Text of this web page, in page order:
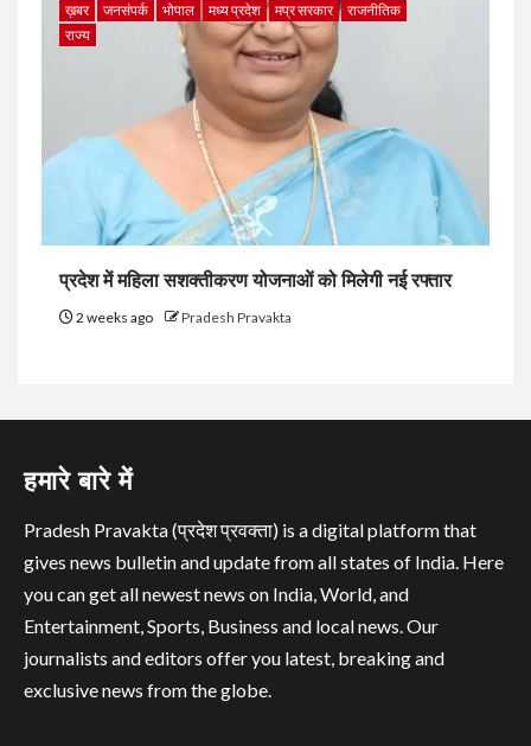
ख़बर जनसंपर्क भोपाल मध्य प्रदेश मप्र सरकार
राजनीतिक
राज्य
प्रदेश में महिला सशक्तीकरण योजनाओं को मिलेगी नई रफ्तार
2 weeks ago Pradesh Pravakta
हमारे बारे में
Pradesh Pravakta (प्रदेश प्रवक्ता) is a digital platform that
gives news bulletin and update from all states of India. Here
you can get all newest news on India, World, and
Entertainment, Sports, Business and local news. Our
journalists and editors offer you latest, breaking and
exclusive news from the globe.